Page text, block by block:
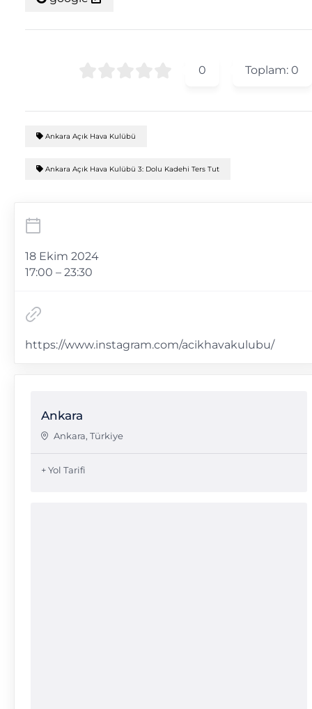
0 Toplam: 0
Ankara Açık Hava Kulübü
Ankara Açık Hava Kulübü 3: Dolu Kadehi Ters Tut
18 Ekim 2024
17:00 – 23:30
https://www.instagram.com/acikhavakulubu/
Ankara
Ankara, Türkiye
+ Yol Tarifi